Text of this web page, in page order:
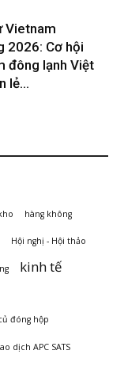
Vietnam
2026: Cơ hội
đông lạnh Việt
lẻ...
hàng không
Hội nghị - Hội thảo
kinh tế
đóng hộp
dịch APC SATS